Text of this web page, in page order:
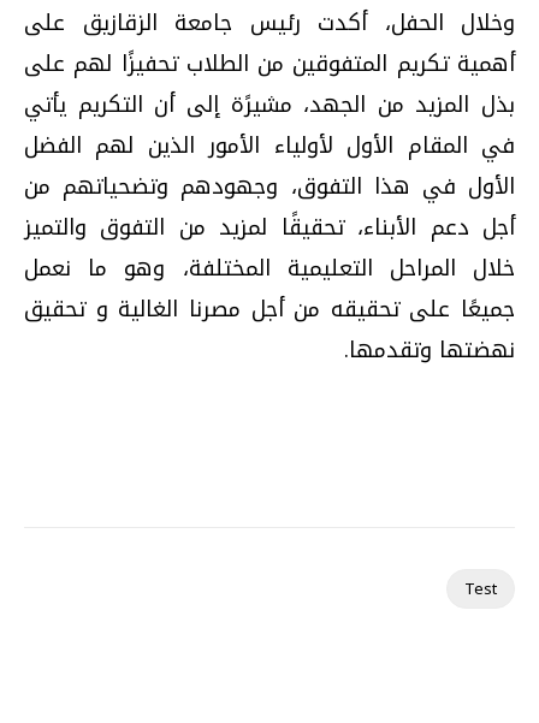
وخلال الحفل، أكدت رئيس جامعة الزقازيق على
أهمية تكريم المتفوقين من الطلاب تحفيزًا لهم على
بذل المزيد من الجهد، مشيرًة إلى أن التكريم يأتي
في المقام الأول لأولياء الأمور الذين لهم الفضل
الأول في هذا التفوق، وجهودهم وتضحياتهم من
أجل دعم الأبناء، تحقيقًا لمزيد من التفوق والتميز
خلال المراحل التعليمية المختلفة، وهو ما نعمل
جميعًا على تحقيقه من أجل مصرنا الغالية و تحقيق
نهضتها وتقدمها.
Test